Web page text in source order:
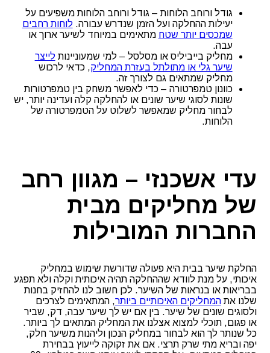
גודל ורוחב הלוחות – גודל ורוחב הלוחות משפיעים על
יעילות ההחלקה ועל הזמן שנדרש עבורה. לוחות רחבים
שמכסים יותר שטח מתאימים במיוחד לשיער ארוך או
עבה.
מחליק בייביליס או מסלסל – למי שמעוניינות לייצר
שיער גלי או מתולתל בעזרת המחליק, כדאי לרכוש
מחליק שמתאים גם לצורך זה.
כוונון טמפרטורה – כדי לאפשר משחק בין טמפרטורות
שונות לסוגי שיער שונים או להחלקה קלה ועדינה יותר, יש
לבחור מחליק שמאפשר לשלוט על הטמפרטורה של
הלוחות.
עדי אשכנזי – מגוון רחב
של מחליקים מבית
החברות המובילות
החלקת שיער בבית היא פעולה שדורשת שימוש במחליק
איכותי, על מנת לוודא שההחלקה תהיה איכותית וקלה ולא תפגע
בבריאות או בנראות של השיער. לכן חשוב לנו להחזיק בחנות
שלנו אתהמחליקים האיכותיים ביותר, המתאימים לצרכים
ולסוגים שונים של שיער. בין אם יש לך שיער עבה, דק, שביר
או פגום, תוכלי למצוא אצלנו את המחליק המתאים לך ביותר.
כל שנותר לך הוא לבחור במחליק הנכון וליהנות משיער חלק,
יפה ובריא מתי שרק תרצי. אם את זקוקה לייעוץ בבחירת